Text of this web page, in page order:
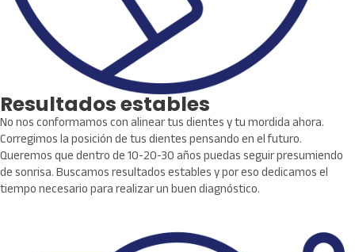
Resultados estables
No nos conformamos con alinear tus dientes y tu mordida ahora.
Corregimos la posición de tus dientes pensando en el futuro.
Queremos que dentro de 10-20-30 años puedas seguir presumiendo
de sonrisa. Buscamos resultados estables y por eso dedicamos el
tiempo necesario para realizar un buen diagnóstico.